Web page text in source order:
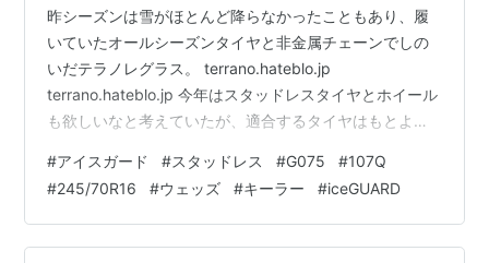
昨シーズンは雪がほとんど降らなかったこともあり、履
いていたオールシーズンタイヤと非金属チェーンでしの
いだテラノレグラス。 terrano.hateblo.jp
terrano.hateblo.jp 今年はスタッドレスタイヤとホイール
も欲しいなと考えていたが、適合するタイヤはもとより
ってもらったところ約13万円！ヤフオクや中古パーツシ
ョップのページをチェックしていてもなかなか出てこな
い。そんな中、こちらのショップがヤフオクに出品して
いる商品を発見！ taiya-kaitori-no1.jp 「タイヤ買取ナン
#アイスガード #スタッドレス #G075 #107Q
#245/70R16 #ウェッズ #キーラー #iceGUARD